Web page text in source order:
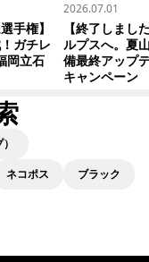
手権】
ガチレ
岡立石
2026.07.01
【終了しまし
ルプスへ。夏
備最終アップ
キャンペーン
ネコポス
ブラック